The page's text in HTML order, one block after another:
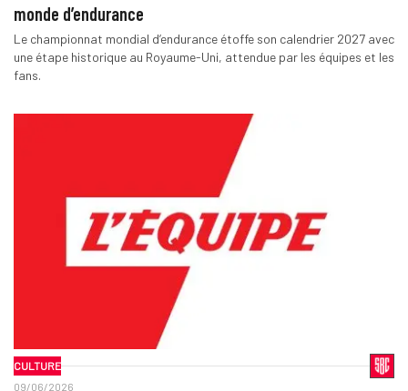
monde d’endurance
Le championnat mondial d’endurance étoffe son calendrier 2027 avec
une étape historique au Royaume-Uni, attendue par les équipes et les
fans.
CULTURE
09/06/2026